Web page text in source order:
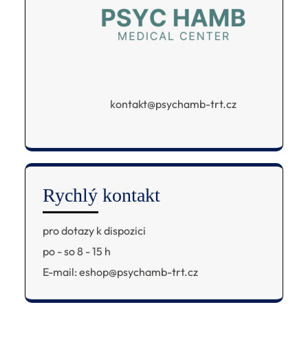
kontakt@psychamb-trt.cz
Rychlý kontakt
pro dotazy k dispozici
po - so 8 - 15 h
E-mail: eshop@psychamb-trt.cz